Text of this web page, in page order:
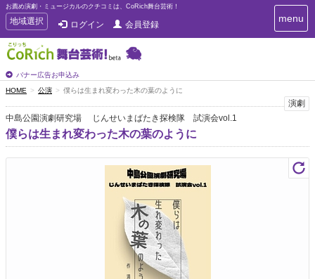
お薦め演劇・ミュージカルのクチコミは、CoRich舞台芸術！
T
o
g
g
e
n
a
v
i
g
地域選択 ログイン 会員登録
バナー広告お申込み
T
o
i
g
menu
HOME 公演 僕らは生まれ変わった木の葉のように
演劇
中島公園演劇研究場 じんせいまばたき探検隊 試演会vol.1
僕らは生まれ変わった木の葉のように